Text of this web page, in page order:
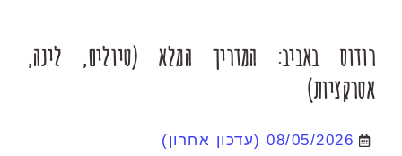
רודוס באביב: המדריך המלא (טיולים, לינה,
אטרקציות)
08/05/2026 (עדכון אחרון)